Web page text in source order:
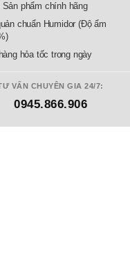
phẩm chính hãng
chuẩn Humidor (Độ ẩm
hỏa tốc trong ngày
VẤN CHUYÊN GIA 24/7:
0945.866.906